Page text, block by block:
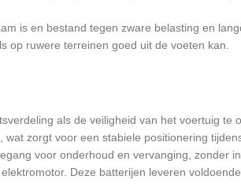
is en bestand tegen zware belasting en
op ruwere terreinen goed uit de voeten kan.
als de veiligheid van het voertuig
zorgt voor een stabiele positionering
voor onderhoud en vervanging, zonder
Deze batterijen leveren